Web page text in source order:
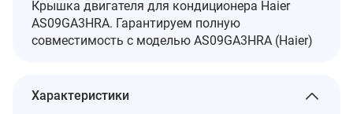
Крышка двигателя для кондиционера Haier
AS09GA3HRA. Гарантируем полную
совместимость с моделью AS09GA3HRA (Haier)
Характеристики